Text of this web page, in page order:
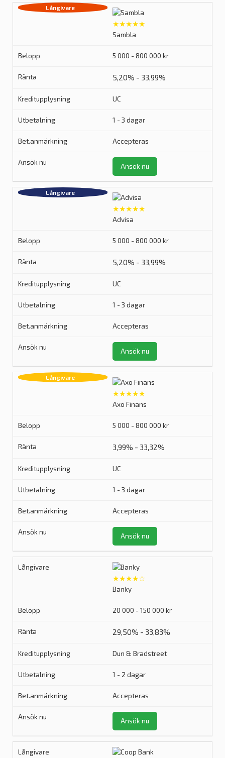
★★★★★
Sambla
5 000 - 800 000 kr
5,20% - 33,99%
UC
1 - 3 dagar
Accepteras
Ansök nu
★★★★★
Advisa
5 000 - 800 000 kr
5,20% - 33,99%
UC
1 - 3 dagar
Accepteras
Ansök nu
★★★★★
Axo Finans
5 000 - 800 000 kr
3,99% - 33,32%
UC
1 - 3 dagar
Accepteras
Ansök nu
★★★★☆
Banky
20 000 - 150 000 kr
29,50% - 33,83%
Dun & Bradstreet
1 - 2 dagar
Accepteras
Ansök nu